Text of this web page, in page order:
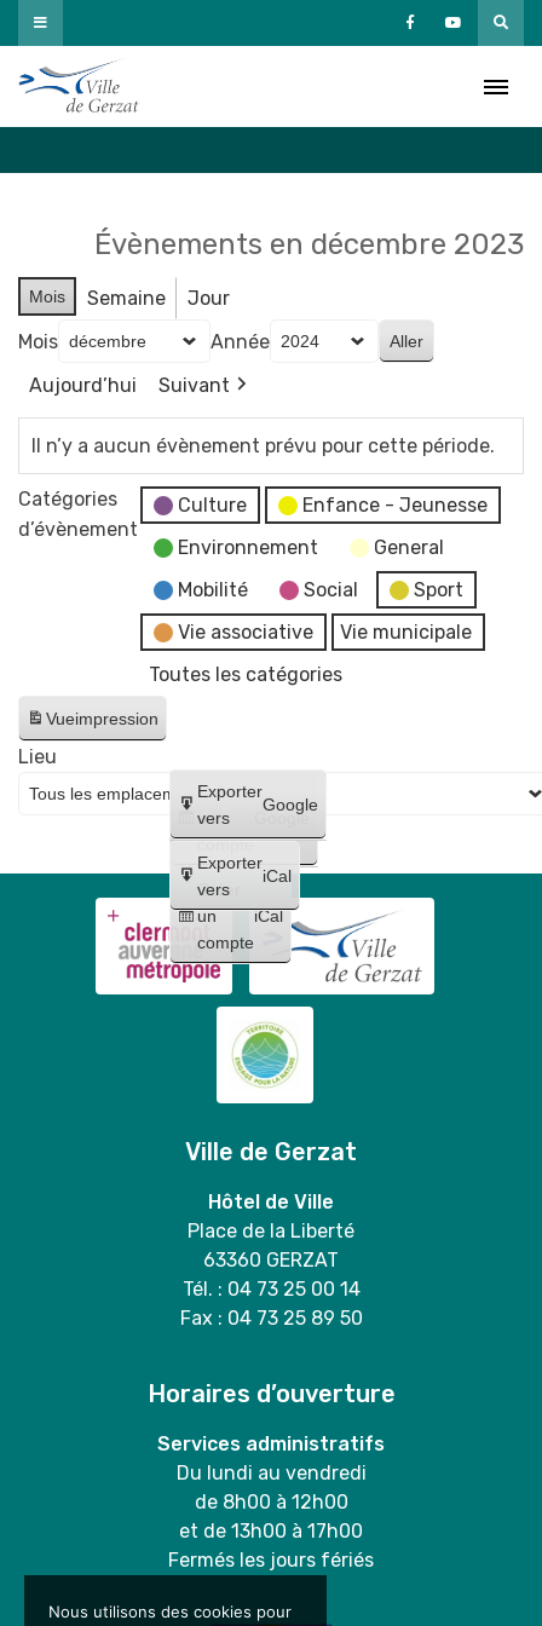
Passer
au
contenu
Évènements en décembre 2023
Mois Semaine
Jour
Mois
Année
Aujourd’hui
Suivant
Il n’y a aucun évènement prévu pour cette période.
Catégories
d’évènement
Culture
Enfance - Jeunesse
Environnement
General
Mobilité
Social
Sport
Vie associative
Vie municipale
Toutes les catégories
Vueimpression
Créer
un
compte
Google
Créer
un
compte
iCal
Exporter
vers
Google
Exporter
vers
iCal
Lieu
Ville de Gerzat
Hôtel de Ville
Place de la Liberté
63360 GERZAT
Tél. : 04 73 25 00 14
Fax : 04 73 25 89 50
Horaires d’ouverture
Services administratifs
Du lundi au vendredi
de 8h00 à 12h00
et de 13h00 à 17h00
Fermés les jours fériés
Nous utilisons des cookies pour